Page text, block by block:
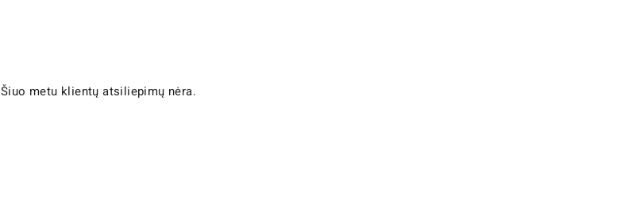
Šiuo metu klientų atsiliepimų nėra.